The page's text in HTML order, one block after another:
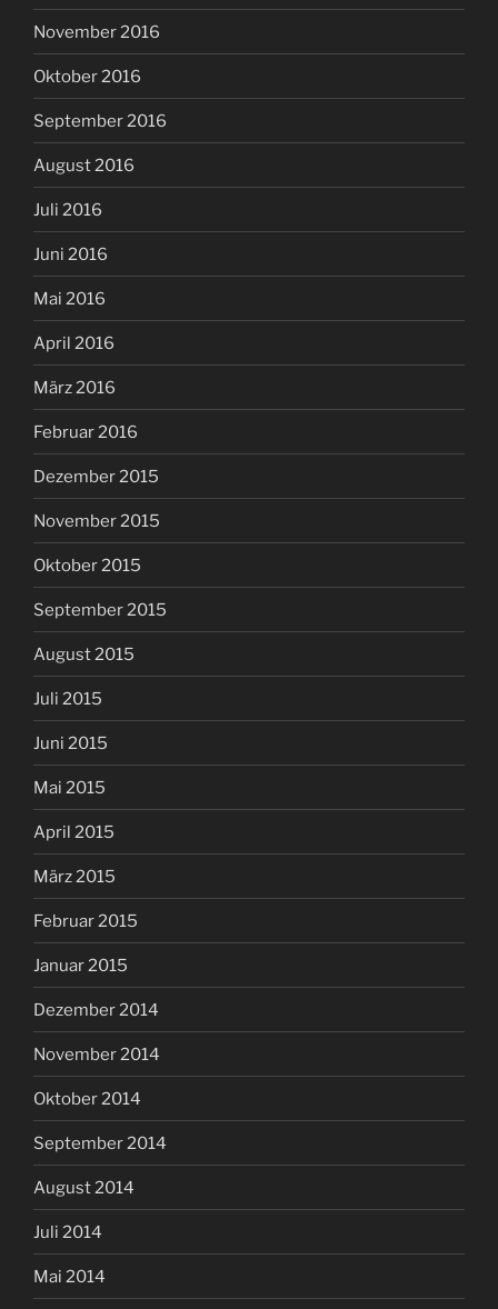
November 2016
Oktober 2016
September 2016
August 2016
Juli 2016
Juni 2016
Mai 2016
April 2016
März 2016
Februar 2016
Dezember 2015
November 2015
Oktober 2015
September 2015
August 2015
Juli 2015
Juni 2015
Mai 2015
April 2015
März 2015
Februar 2015
Januar 2015
Dezember 2014
November 2014
Oktober 2014
September 2014
August 2014
Juli 2014
Mai 2014